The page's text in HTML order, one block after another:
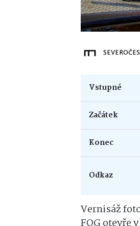
Vstupné
Začátek
Konec
Odkaz
Vernisáž